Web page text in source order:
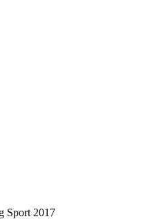
Sport 2017